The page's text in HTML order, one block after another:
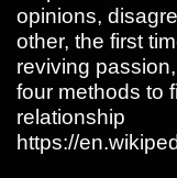
opinions,
other, the first
reviving
four methods to
relationship
https://